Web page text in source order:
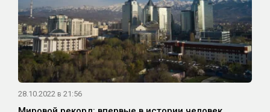
28.10.2022 в 21:56